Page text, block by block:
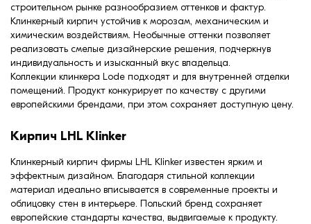
строительном рынке разнообразием оттенков и фактур.
Клинкерный кирпич устойчив к морозам, механическим и
химическим воздействиям. Необычные оттенки позволяет
реализовать смелые дизайнерские решения, подчеркнув
индивидуальность и изысканный вкус владельца.
Коллекции клинкера Lode подходят и для внутренней отделки
помещений. Продукт конкурирует по качеству с другими
европейскими брендами, при этом сохраняет доступную цену.
Кирпич LHL Klinker
Клинкерный кирпич фирмы LHL Klinker известен ярким и
эффектным дизайном. Благодаря стильной коллекции
материал идеально вписывается в современные проекты и
облицовку стен в интерьере. Польский бренд сохраняет
европейские стандарты качества, выдвигаемые к продукту.